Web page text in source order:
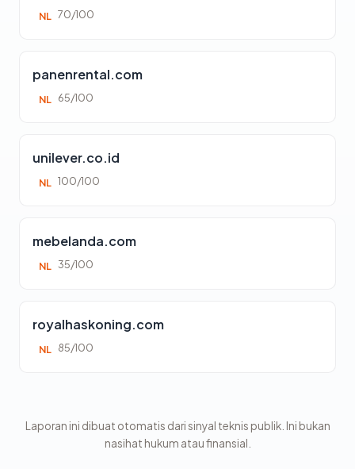
NL 70/100
panenrental.com
NL 65/100
unilever.co.id
NL 100/100
mebelanda.com
NL 35/100
royalhaskoning.com
NL 85/100
Laporan ini dibuat otomatis dari sinyal teknis publik. Ini bukan
nasihat hukum atau finansial.